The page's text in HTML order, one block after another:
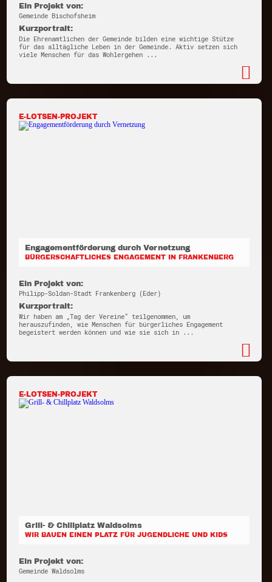
Ein Projekt von:
Gemeinde Bischofsheim
Kurzportrait:
Die Ehrenamtlichen der Gemeinde bilden eine wichtige Stütze
für das alltägliche Leben in der Gemeinde. Aktiv setzen sich
viele Menschen für das Wohlergehen ...
E-LOTSEN-PROJEKT
Engagementförderung durch Vernetzung
BÜRGERSCHAFTLICHES ENGAGEMENT IN FRANKENBERG
Ein Projekt von:
Philipp-Soldan-Stadt Frankenberg (Eder)
Kurzportrait:
Wir haben am „Tag der Vereine“ teilgenommen, um
herauszufinden, wie Menschen für bürgerliches Engagement
begeistert werden können und wie sie sich in ...
E-LOTSEN-PROJEKT
Grill- & Chillplatz Waldsolms
WIR BAUEN EINEN PLATZ FÜR JUGENDLICHE UND KIDS
Ein Projekt von:
Gemeinde Waldsolms